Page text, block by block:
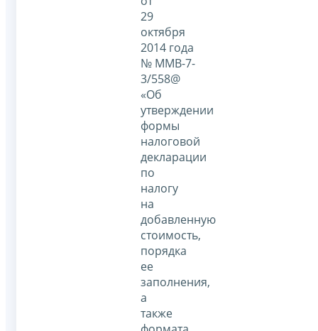
29
октября
2014 года
№ ММВ-7-
3/558@
«Об
утверждении
формы
налоговой
декларации
по
налогу
на
добавленную
стоимость,
порядка
ее
заполнения,
а
также